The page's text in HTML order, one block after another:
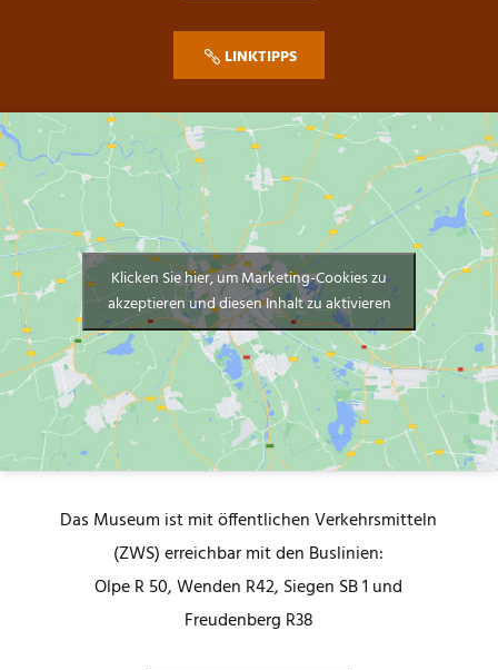
LINKTIPPS
Klicken Sie hier, um Marketing-Cookies zu
akzeptieren und diesen Inhalt zu aktivieren
Das Museum ist mit öffentlichen Verkehrsmitteln
(ZWS) erreichbar mit den Buslinien:
Olpe R 50, Wenden R42, Siegen SB 1 und
Freudenberg R38